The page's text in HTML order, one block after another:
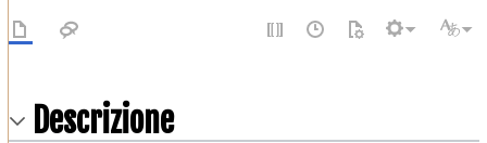
Descrizione